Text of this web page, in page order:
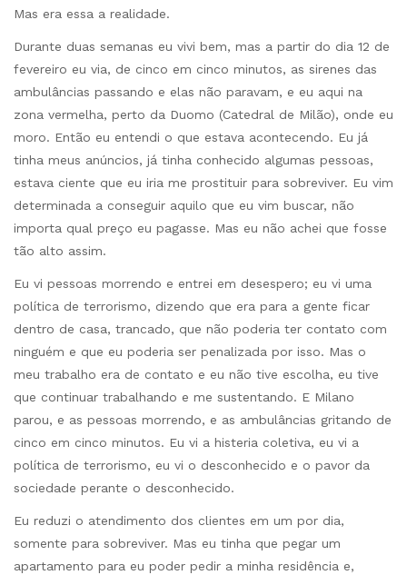
Mas era essa a realidade.
Durante duas semanas eu vivi bem, mas a partir do dia 12 de
fevereiro eu via, de cinco em cinco minutos, as sirenes das
ambulâncias passando e elas não paravam, e eu aqui na
zona vermelha, perto da Duomo (Catedral de Milão), onde eu
moro. Então eu entendi o que estava acontecendo. Eu já
tinha meus anúncios, já tinha conhecido algumas pessoas,
estava ciente que eu iria me prostituir para sobreviver. Eu vim
determinada a conseguir aquilo que eu vim buscar, não
importa qual preço eu pagasse. Mas eu não achei que fosse
tão alto assim.
Eu vi pessoas morrendo e entrei em desespero; eu vi uma
política de terrorismo, dizendo que era para a gente ficar
dentro de casa, trancado, que não poderia ter contato com
ninguém e que eu poderia ser penalizada por isso. Mas o
meu trabalho era de contato e eu não tive escolha, eu tive
que continuar trabalhando e me sustentando. E Milano
parou, e as pessoas morrendo, e as ambulâncias gritando de
cinco em cinco minutos. Eu vi a histeria coletiva, eu vi a
política de terrorismo, eu vi o desconhecido e o pavor da
sociedade perante o desconhecido.
Eu reduzi o atendimento dos clientes em um por dia,
somente para sobreviver. Mas eu tinha que pegar um
apartamento para eu poder pedir a minha residência e,